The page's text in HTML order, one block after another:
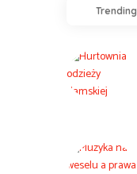
Trending